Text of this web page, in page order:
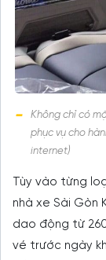
Không chỉ có
phục vụ cho
internet)
Tùy vào từng
nhà xe Sài Gòn
dao động từ
vé trước ngày